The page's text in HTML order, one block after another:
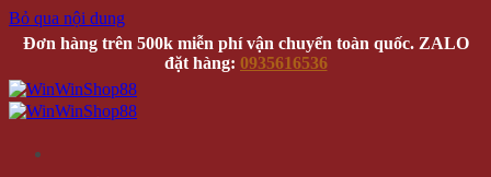
Bỏ qua nội dung
Đơn hàng trên 500k miễn phí vận chuyển toàn quốc. ZALO
đặt hàng: 0935616536